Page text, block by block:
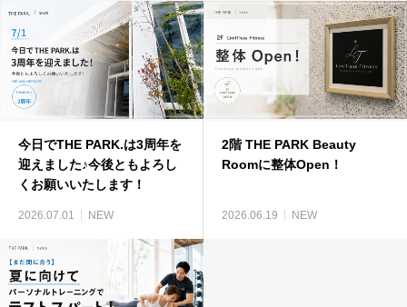
今日でTHE PARK.は3周年を
迎えました♪今後ともよろし
くお願いいたします！
2026.07.01 NEW
2階 THE PARK Beauty
Roomに整体Open！
2026.06.19 NEW